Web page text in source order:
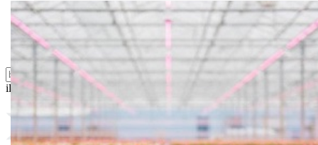
Sredstva za zaštitu biljaka
Supstrati
Zaštita ... u 10 litara
ili probajte naprednu:pretragu